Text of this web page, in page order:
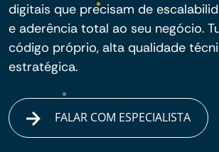
digitais que precisam de
e aderência total ao seu negócio.
código próprio, alta qualidade
estratégica.
FALAR COM ESPECIALISTA